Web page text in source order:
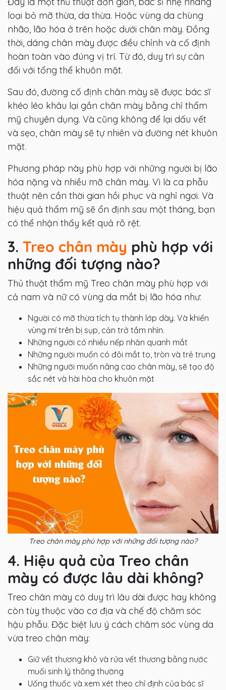
loại bỏ mỡ thừa, da thừa. Hoặc vùng da chùng
nhão, lão hóa ở trên hoặc dưới chân mày. Đồng
thời, dáng chân mày được điều chỉnh và cố định
hoàn toàn vào đúng vị trí. Từ đó, duy trì sự cân
đối với tổng thể khuôn mặt.
Sau đó, đường cố định chân mày sẽ được bác sĩ
khéo léo khâu lại gần chân mày bằng chỉ thẩm
mỹ chuyên dụng. Và cũng không để lại dấu vết
và sẹo, chân mày sẽ tự nhiên và đường nét khuôn
mặt.
Phương pháp này phù hợp với những người bị lão
hóa nặng và nhiều mỡ chân mày. Vì là ca phẫu
thuật nên cần thời gian hồi phục và nghỉ ngơi. Và
hiệu quả thẩm mỹ sẽ ổn định sau một tháng, bạn
có thể nhận thấy kết quả rõ rệt.
3. Treo chân mày phù hợp với
những đối tượng nào?
Thủ thuật thẩm mỹ Treo chân mày phù hợp với
cả nam và nữ có vùng da mắt bị lão hóa như:
Người có mỡ thừa tích tụ thành lớp dày. Và khiến
vùng mí trên bị sụp, cản trở tầm nhìn.
Những người có nhiều nếp nhăn quanh mắt
Những người muốn có đôi mắt to, tròn và trẻ trung
Những người muốn nâng cao chân mày, sẽ tạo độ
sắc nét và hài hòa cho khuôn mặt
Treo chân mày phù hợp với những đối tượng nào?
4. Hiệu quả của Treo chân
mày có được lâu dài không?
Treo chân mày có duy trì lâu dài được hay không
còn tùy thuộc vào cơ địa và chế độ chăm sóc
hậu phẫu. Đặc biệt lưu ý cách chăm sóc vùng da
vừa treo chân mày:
Giữ vết thương khô và rửa vết thương bằng nước
muối sinh lý thông thường
Uống thuốc và xem xét theo chỉ định của bác sĩ